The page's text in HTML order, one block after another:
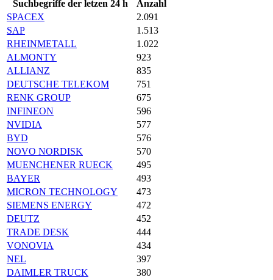
Suchbegriffe der letzen 24 h
Anzahl
SPACEX
2.091
SAP
1.513
RHEINMETALL
1.022
ALMONTY
923
ALLIANZ
835
DEUTSCHE TELEKOM
751
RENK GROUP
675
INFINEON
596
NVIDIA
577
BYD
576
NOVO NORDISK
570
MUENCHENER RUECK
495
BAYER
493
MICRON TECHNOLOGY
473
SIEMENS ENERGY
472
DEUTZ
452
TRADE DESK
444
VONOVIA
434
NEL
397
DAIMLER TRUCK
380